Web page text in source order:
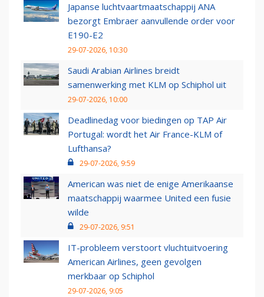
Japanse luchtvaartmaatschappij ANA
bezorgt Embraer aanvullende order voor
E190-E2
29-07-2026, 10:30
Saudi Arabian Airlines breidt
samenwerking met KLM op Schiphol uit
29-07-2026, 10:00
Deadlinedag voor biedingen op TAP Air
Portugal: wordt het Air France-KLM of
Lufthansa?
29-07-2026, 9:59
American was niet de enige Amerikaanse
maatschappij waarmee United een fusie
wilde
29-07-2026, 9:51
IT-probleem verstoort vluchtuitvoering
American Airlines, geen gevolgen
merkbaar op Schiphol
29-07-2026, 9:05